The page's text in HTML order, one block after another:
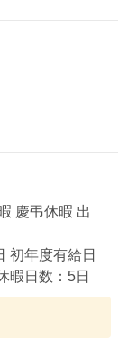
慶弔休暇 出
初年度有給日
暇日数：5日